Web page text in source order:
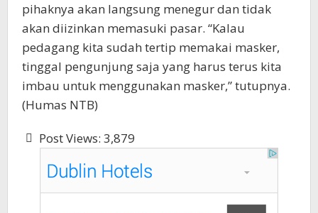
pihaknya akan langsung menegur dan tidak
akan diizinkan memasuki pasar. “Kalau
pedagang kita sudah tertip memakai masker,
tinggal pengunjung saja yang harus terus kita
imbau untuk menggunakan masker,” tutupnya.
(Humas NTB)
Post Views: 3,879